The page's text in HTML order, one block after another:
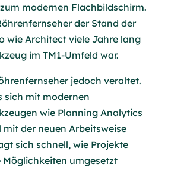
modernen Flachbildschirm.
der Stand der
wie Architect viele Jahre lang
im TM1-Umfeld war.
jedoch veraltet.
sich mit modernen
wie Planning Analytics
mit der neuen Arbeitsweise
sich schnell, wie Projekte
Möglichkeiten umgesetzt